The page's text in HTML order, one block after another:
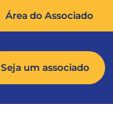
Área do Associado
Seja um associado